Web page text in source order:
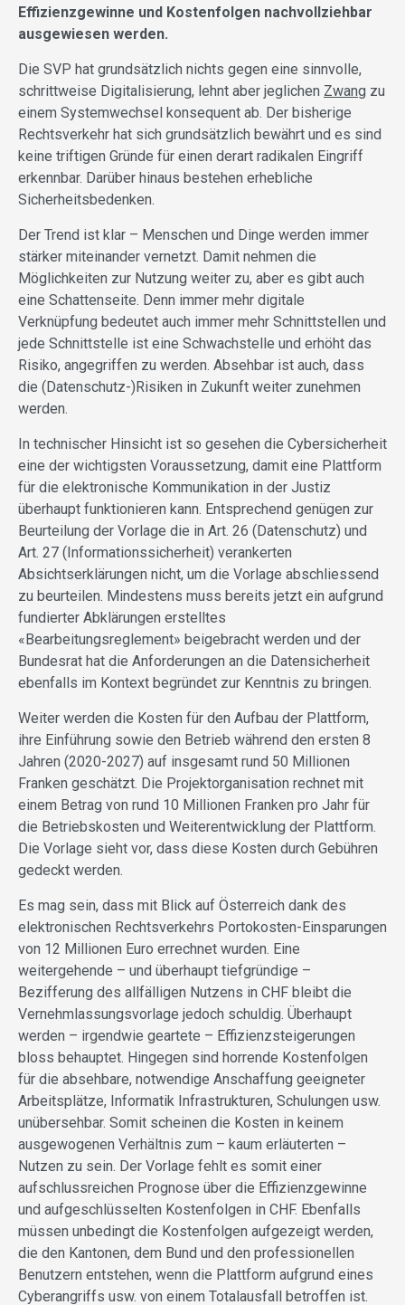
Effizienzgewinne und Kostenfolgen nachvollziehbar
ausgewiesen werden.
Die SVP hat grundsätzlich nichts gegen eine sinnvolle,
schrittweise Digitalisierung, lehnt aber jeglichen Zwang zu
einem Systemwechsel konsequent ab. Der bisherige
Rechtsverkehr hat sich grundsätzlich bewährt und es sind
keine triftigen Gründe für einen derart radikalen Eingriff
erkennbar. Darüber hinaus bestehen erhebliche
Sicherheitsbedenken.
Der Trend ist klar – Menschen und Dinge werden immer
stärker miteinander vernetzt. Damit nehmen die
Möglichkeiten zur Nutzung weiter zu, aber es gibt auch
eine Schattenseite. Denn immer mehr digitale
Verknüpfung bedeutet auch immer mehr Schnittstellen und
jede Schnittstelle ist eine Schwachstelle und erhöht das
Risiko, angegriffen zu werden. Absehbar ist auch, dass
die (Datenschutz-)Risiken in Zukunft weiter zunehmen
werden.
In technischer Hinsicht ist so gesehen die Cybersicherheit
eine der wichtigsten Voraussetzung, damit eine Plattform
für die elektronische Kommunikation in der Justiz
überhaupt funktionieren kann. Entsprechend genügen zur
Beurteilung der Vorlage die in Art. 26 (Datenschutz) und
Art. 27 (Informationssicherheit) verankerten
Absichtserklärungen nicht, um die Vorlage abschliessend
zu beurteilen. Mindestens muss bereits jetzt ein aufgrund
fundierter Abklärungen erstelltes
«Bearbeitungsreglement» beigebracht werden und der
Bundesrat hat die Anforderungen an die Datensicherheit
ebenfalls im Kontext begründet zur Kenntnis zu bringen.
Weiter werden die Kosten für den Aufbau der Plattform,
ihre Einführung sowie den Betrieb während den ersten 8
Jahren (2020-2027) auf insgesamt rund 50 Millionen
Franken geschätzt. Die Projektorganisation rechnet mit
einem Betrag von rund 10 Millionen Franken pro Jahr für
die Betriebskosten und Weiterentwicklung der Plattform.
Die Vorlage sieht vor, dass diese Kosten durch Gebühren
gedeckt werden.
Es mag sein, dass mit Blick auf Österreich dank des
elektronischen Rechtsverkehrs Portokosten-Einsparungen
von 12 Millionen Euro errechnet wurden. Eine
weitergehende – und überhaupt tiefgründige –
Bezifferung des allfälligen Nutzens in CHF bleibt die
Vernehmlassungsvorlage jedoch schuldig. Überhaupt
werden – irgendwie geartete – Effizienzsteigerungen
bloss behauptet. Hingegen sind horrende Kostenfolgen
für die absehbare, notwendige Anschaffung geeigneter
Arbeitsplätze, Informatik Infrastrukturen, Schulungen usw.
unübersehbar. Somit scheinen die Kosten in keinem
ausgewogenen Verhältnis zum – kaum erläuterten –
Nutzen zu sein. Der Vorlage fehlt es somit einer
aufschlussreichen Prognose über die Effizienzgewinne
und aufgeschlüsselten Kostenfolgen in CHF. Ebenfalls
müssen unbedingt die Kostenfolgen aufgezeigt werden,
die den Kantonen, dem Bund und den professionellen
Benutzern entstehen, wenn die Plattform aufgrund eines
Cyberangriffs usw. von einem Totalausfall betroffen ist.